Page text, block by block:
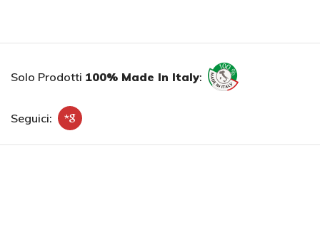
Solo Prodotti 100% Made In Italy:
Seguici: *